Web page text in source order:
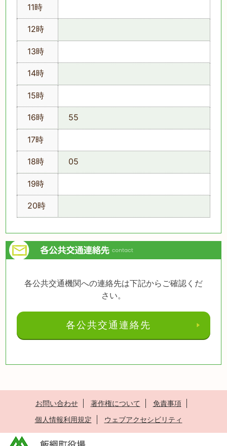
11時
12時
13時
14時
15時
16時 55
17時
18時 05
19時
20時
各公共交通機関への連絡先は下記からご確認くだ
さい。
各公共交通連絡先
お問い合わせ 著作権について
免責事項
個人情報利用規定
ウェブアクセシビリティ